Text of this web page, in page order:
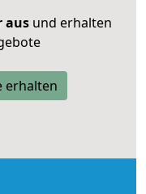
ausund erhalten
erhalten